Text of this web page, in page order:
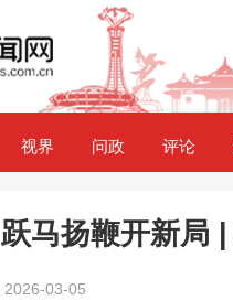
视界 问政 评论
跃马扬鞭开新局
2026-03-05